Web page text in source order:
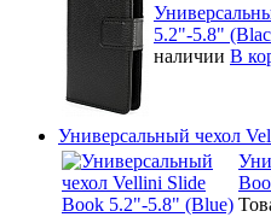
5.2"-5.8"
наличии В
Универсальный чехол